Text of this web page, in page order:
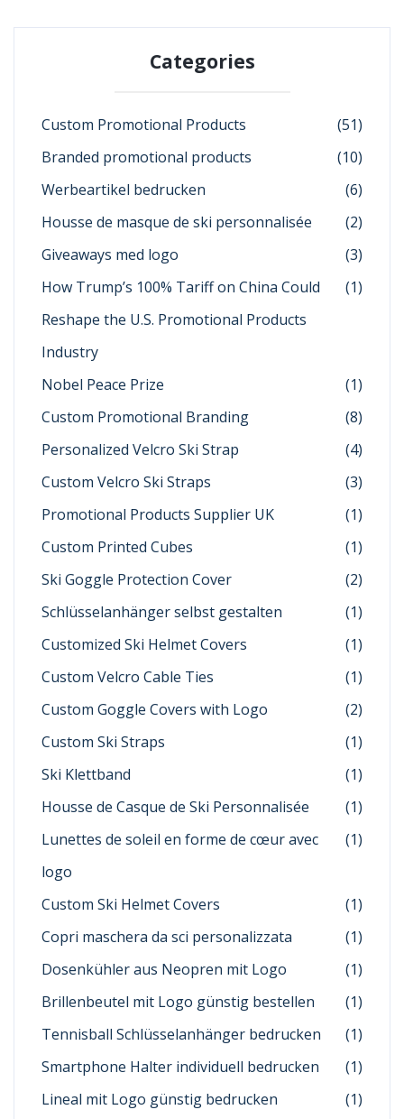
Categories
Custom Promotional Products
(51)
Branded promotional products
(10)
Werbeartikel bedrucken
(6)
Housse de masque de ski personnalisée
(2)
Giveaways med logo
(3)
How Trump’s 100% Tariff on China Could
Reshape the U.S. Promotional Products
Industry
(1)
Nobel Peace Prize
(1)
Custom Promotional Branding
(8)
Personalized Velcro Ski Strap
(4)
Custom Velcro Ski Straps
(3)
Promotional Products Supplier UK
(1)
Custom Printed Cubes
(1)
Ski Goggle Protection Cover
(2)
Schlüsselanhänger selbst gestalten
(1)
Customized Ski Helmet Covers
(1)
Custom Velcro Cable Ties
(1)
Custom Goggle Covers with Logo
(2)
Custom Ski Straps
(1)
Ski Klettband
(1)
Housse de Casque de Ski Personnalisée
(1)
Lunettes de soleil en forme de cœur avec
logo
(1)
Custom Ski Helmet Covers
(1)
Copri maschera da sci personalizzata
(1)
Dosenkühler aus Neopren mit Logo
(1)
Brillenbeutel mit Logo günstig bestellen
(1)
Tennisball Schlüsselanhänger bedrucken
(1)
Smartphone Halter individuell bedrucken
(1)
Lineal mit Logo günstig bedrucken
(1)